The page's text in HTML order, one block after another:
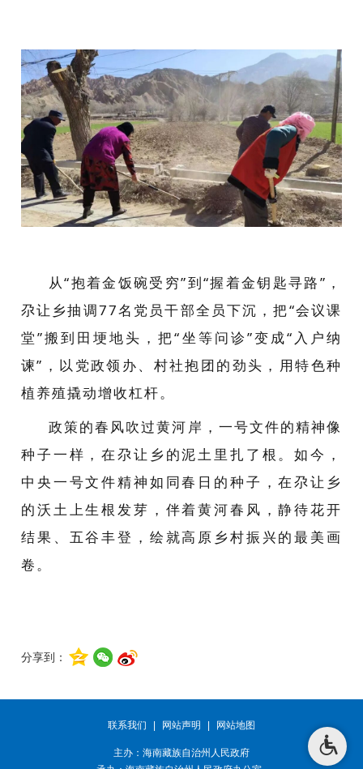
从“抱着金饭碗受穷”到“握着金钥匙寻路”，
尕让乡抽调77名党员干部全员下沉，把“会议课
堂”搬到田埂地头，把“坐等问诊”变成“入户纳
谏”，以党政领办、村社抱团的劲头，用特色种
植养殖撬动增收杠杆。
政策的春风吹过黄河岸，一号文件的精神像
种子一样，在尕让 乡的泥土里扎了根。如今，
中央一号文件精神如同春日的种子，在尕让乡
的沃土上生根发芽，伴着黄河春风，静待花开
结果、五谷丰登，绘就高原乡村振兴的最美画
卷。
分享到：
联系我们 | 网站声明 | 网站地图
主办：海南藏族自治州人民政府